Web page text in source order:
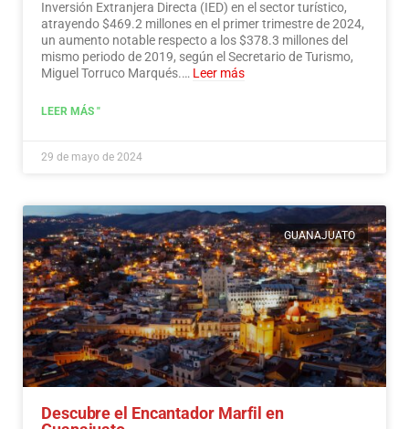
Inversión Extranjera Directa (IED) en el sector turístico,
atrayendo $469.2 millones en el primer trimestre de 2024,
un aumento notable respecto a los $378.3 millones del
mismo periodo de 2019, según el Secretario de Turismo,
Miguel Torruco Marqués.… Leer más
LEER MÁS "
29 de mayo de 2024
GUANAJUATO
Descubre el Encantador Marfil en